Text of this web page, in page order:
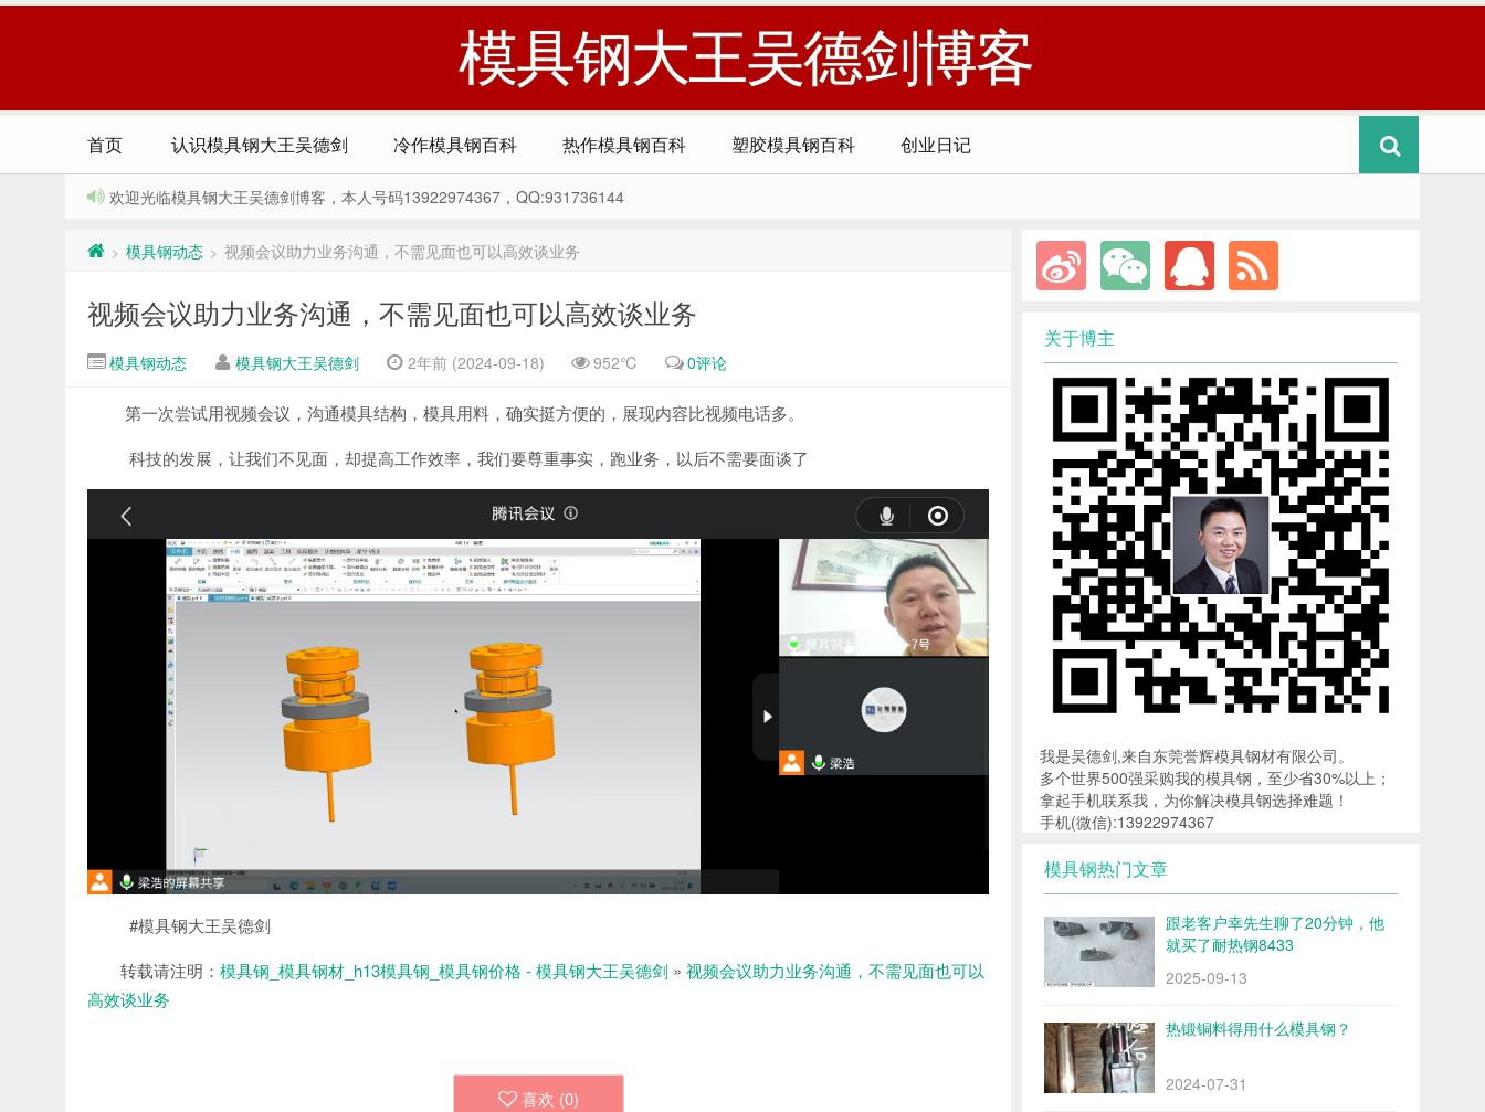
模具钢大王吴德剑博客
首页 认识模具钢大王吴德剑 冷作模具钢百科 热作模具钢百科 塑胶模具钢百科 创业日记
欢迎光临模具钢大王吴德剑博客，本人号码13922974367，QQ:931736144
> 模具钢动态 > 视频会议助力业务沟通，不需见面也可以高效谈业务
视频会议助力业务沟通，不需见面也可以高效谈业务
模具钢动态 模具钢大王吴德剑 2年前 (2024-09-18) 952℃ 0评论
第一次尝试用视频会议，沟通模具结构，模具用料，确实挺方便的，展现内容比视频电话多。
科技的发展，让我们不见面，却提高工作效率，我们要尊重事实，跑业务，以后不需要面谈了
#模具钢大王吴德剑
转载请注明： 模具钢_模具钢材_h13模具钢_模具钢价格 - 模具钢大王吴德剑 » 视频会议助力业务沟通，不需见面也可以
高效谈业务
喜欢 (0)
关于博主
我是吴德剑,来自东莞誉辉模具钢材有限公司。
多个世界500强采购我的模具钢，至少省30%以上；
拿起手机联系我，为你解决模具钢选择难题！
手机(微信):13922974367
模具钢热门文章
跟老客户幸先生聊了20分钟，他
就买了耐热钢8433
2025-09-13
热锻铜料得用什么模具钢？
2024-07-31